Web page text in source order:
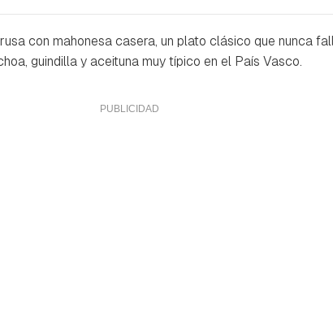
con mahonesa casera, un plato clásico que nunca
guindilla y aceituna muy típico en el País Vasco.